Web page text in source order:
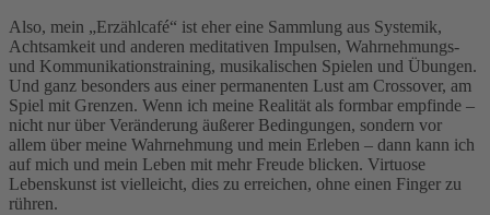
Also, mein „Erzählcafé“ ist eher eine Sammlung aus Systemik,
Achtsamkeit und anderen meditativen Impulsen, Wahrnehmungs-
und Kommunikationstraining, musikalischen Spielen und Übungen.
Und ganz besonders aus einer permanenten Lust am Crossover, am
Spiel mit Grenzen. Wenn ich meine Realität als formbar empfinde –
nicht nur über Veränderung äußerer Bedingungen, sondern vor
allem über meine Wahrnehmung und mein Erleben – dann kann ich
auf mich und mein Leben mit mehr Freude blicken. Virtuose
Lebenskunst ist vielleicht, dies zu erreichen, ohne einen Finger zu
rühren.